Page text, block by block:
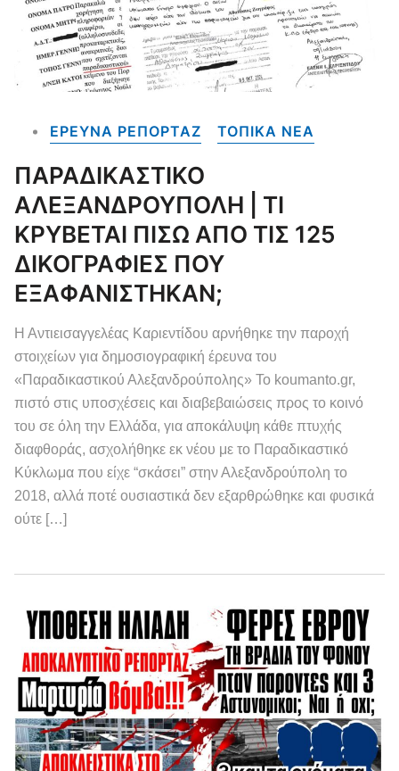
ΕΡΕΥΝΑ ΡΕΠΟΡΤΑΖ ΤΟΠΙΚΑ NEA
ΠΑΡΑΔΙΚΑΣΤΙΚΟ
ΑΛΕΞΑΝΔΡΟΥΠΟΛΗ | ΤΙ
ΚΡΥΒΕΤΑΙ ΠΙΣΩ ΑΠΟ ΤΙΣ 125
ΔΙΚΟΓΡΑΦΙΕΣ ΠΟΥ
ΕΞΑΦΑΝΙΣΤΗΚΑΝ;
Η Αντιεισαγγελέας Καριεντίδου αρνήθηκε την παροχή
στοιχείων για δημοσιογραφική έρευνα του
«Παραδικαστικού Αλεξανδρούπολης» Το koumanto.gr,
πιστό στις υποσχέσεις και διαβεβαιώσεις προς το κοινό
του σε όλη την Ελλάδα, για αποκάλυψη κάθε πτυχής
διαφθοράς, ασχολήθηκε εκ νέου με το Παραδικαστικό
Κύκλωμα που είχε “σκάσει” στην Αλεξανδρούπολη το
2018, αλλά ποτέ ουσιαστικά δεν εξαρθρώθηκε και φυσικά
ούτε […]